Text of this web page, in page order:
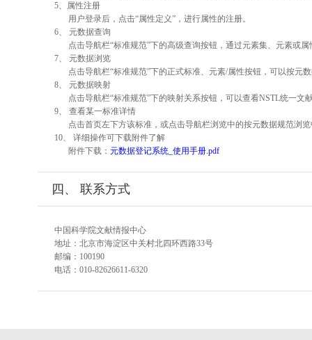
5、属性注册
用户登录后，点击“属性定义”，进行属性的注册。
6、 元数据查询
点击导航栏“标准规范”下的高级查询按钮，通过元素集、元素或
7、 元数据浏览
点击导航栏“标准规范”下的正式标准、元素/属性按钮，可以按元
8、 元数据映射
点击导航栏“标准规范”下的映射关系按钮，可以查看NSTL统一文
9、 查看某一标准详情
点击首页左下方该标准，或点击导航栏浏览中的按元数据规范浏
10、 详细操作可下载附件了解
附件下载： 元数据登记系统_使用手册.pdf
四、 联系方式
中国科学院文献情报中心
地址：北京市海淀区中关村北四环西路33号
邮编：100190
电话：010-82626611-6320